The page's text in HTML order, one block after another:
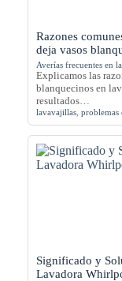
Razones
deja vasos
Averías frecuentes en
Explicamos las
blanquecinos en
resultados…
lavavajillas problemas
Significado y
Lavadora